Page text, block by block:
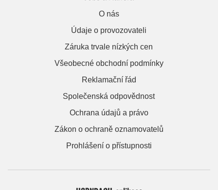
O nás
Údaje o provozovateli
Záruka trvale nízkých cen
Všeobecné obchodní podmínky
Reklamační řád
Společenská odpovědnost
Ochrana údajů a právo
Zákon o ochraně oznamovatelů
Prohlášení o přístupnosti